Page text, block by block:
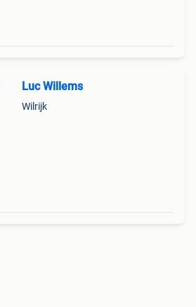
Luc Willems
Wilrijk